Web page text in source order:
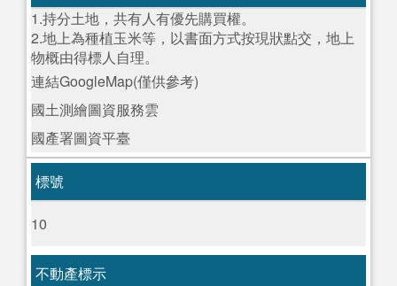
1.持分土地，共有人有優先購買權。
2.地上為種植玉米等，以書面方式按現狀點交，地上
物概由得標人自理。
連結GoogleMap(僅供參考)
國土測繪圖資服務雲
國產署圖資平臺
標號
10
不動產標示